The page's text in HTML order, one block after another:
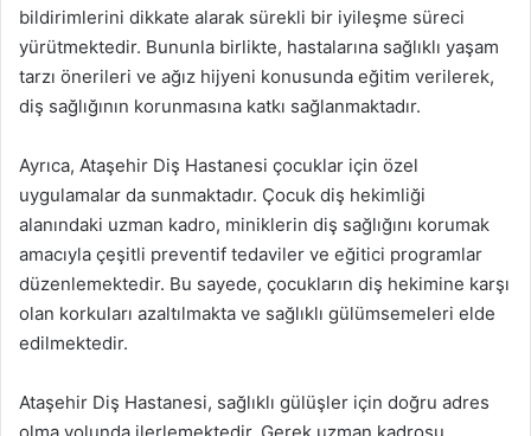
bildirimlerini dikkate alarak sürekli bir iyileşme süreci
yürütmektedir. Bununla birlikte, hastalarına sağlıklı yaşam
tarzı önerileri ve ağız hijyeni konusunda eğitim verilerek,
diş sağlığının korunmasına katkı sağlanmaktadır.
Ayrıca, Ataşehir Diş Hastanesi çocuklar için özel
uygulamalar da sunmaktadır. Çocuk diş hekimliği
alanındaki uzman kadro, miniklerin diş sağlığını korumak
amacıyla çeşitli preventif tedaviler ve eğitici programlar
düzenlemektedir. Bu sayede, çocukların diş hekimine karşı
olan korkuları azaltılmakta ve sağlıklı gülümsemeleri elde
edilmektedir.
Ataşehir Diş Hastanesi, sağlıklı gülüşler için doğru adres